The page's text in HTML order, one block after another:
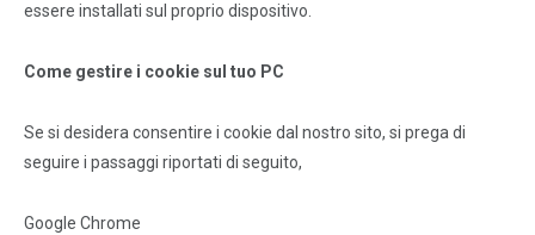
essere installati sul proprio dispositivo.
Come gestire i cookie sul tuo PC
Se si desidera consentire i cookie dal nostro sito, si prega di
seguire i passaggi riportati di seguito,
Google Chrome